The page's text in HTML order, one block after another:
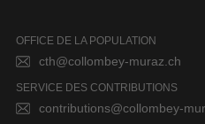
OFFICE DE LA POPULATION
cth@collombey-muraz.ch
SERVICE DES CONTRIBUTIONS
contributions@collombey-